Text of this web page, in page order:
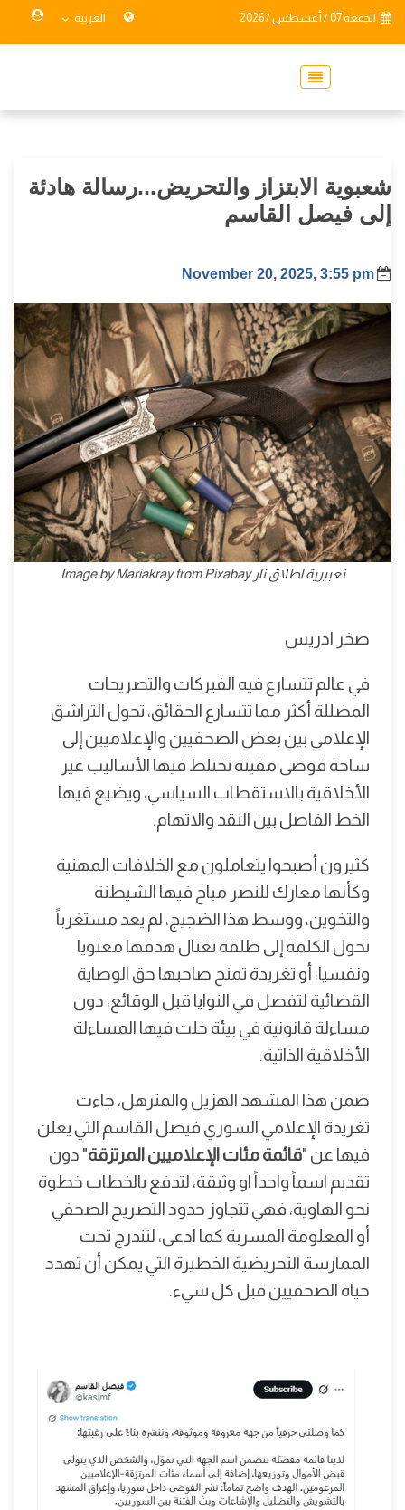
الجمعة 07 / أغسطس / 2026 العربية
شعبوية الابتزاز والتحريض...رسالة هادئة
إلى فيصل القاسم
November 20, 2025, 3:55 pm
تعبيرية اطلاق نار Image by Mariakray from Pixabay
صخر ادريس
في عالم تتسارع فيه الفبركات والتصريحات
المضللة أكثر مما تتسارع الحقائق، تحول التراشق
الإعلامي بين بعض الصحفيين والإعلاميين إلى
ساحة فوضى مقيتة تختلط فيها الأساليب غير
الأخلاقية بالاستقطاب السياسي، ويضيع فيها
الخط الفاصل بين النقد والاتهام.
كثيرون أصبحوا يتعاملون مع الخلافات المهنية
وكأنها معارك للنصر مباح فيها الشيطنة
والتخوين، ووسط هذا الضجيج، لم يعد مستغرباً
تحول الكلمة إلى طلقة تغتال هدفها معنويا
ونفسيا، أو تغريدة تمنح صاحبها حق الوصاية
القضائية لتفصل في النوايا قبل الوقائع، دون
مساءلة قانونية في بيئة خلت فيها المساءلة
الأخلاقية الذاتية.
ضمن هذا المشهد الهزيل والمترهل، جاءت
تغريدة الإعلامي السوري فيصل القاسم التي يعلن
فيها عن "قائمة مئات الإعلاميين المرتزقة" دون
تقديم اسماً واحداً او وثيقة، لتدفع بالخطاب خطوة
نحو الهاوية، فهي تتجاوز حدود التصريح الصحفي
أو المعلومة المسربة كما ادعى، لتندرج تحت
الممارسة التحريضية الخطيرة التي يمكن أن تهدد
حياة الصحفيين قبل كل شيء.